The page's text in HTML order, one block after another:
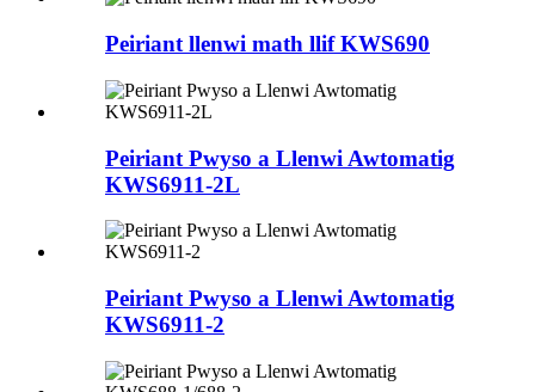
Peiriant llenwi math llif KWS690
Peiriant Pwyso a Llenwi Awtomatig
KWS6911-2L
Peiriant Pwyso a Llenwi Awtomatig
KWS6911-2